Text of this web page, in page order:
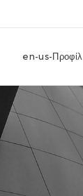
en-us-Προφίλ